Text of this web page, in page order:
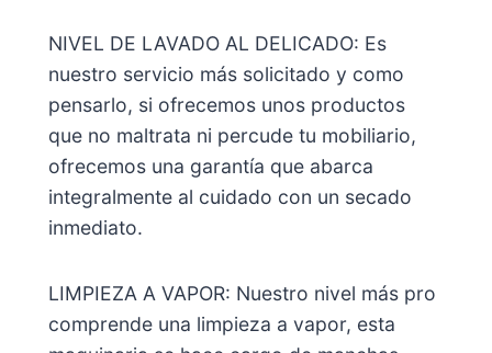
NIVEL DE LAVADO AL DELICADO: Es
nuestro servicio más solicitado y como
pensarlo, si ofrecemos unos productos
que no maltrata ni percude tu mobiliario,
ofrecemos una garantía que abarca
integralmente al cuidado con un secado
inmediato.
LIMPIEZA A VAPOR: Nuestro nivel más pro
comprende una limpieza a vapor, esta